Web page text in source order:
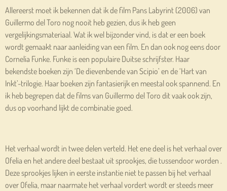
Allereerst moet ik bekennen dat ik de film Pans Labyrint (2006) van
Guillermo del Toro nog nooit heb gezien, dus ik heb geen
vergelijkingsmateriaal. Wat ik wel bijzonder vind, is dat er een boek
wordt gemaakt naar aanleiding van een film. En dan ook nog eens door
Cornelia Funke. Funke is een populaire Duitse schrijfster. Haar
bekendste boeken zijn ‘De dievenbende van Scipio’ en de ‘Hart van
Inkt’-trilogie. Haar boeken zijn fantasierijk en meestal ook spannend. En
ik heb begrepen dat de films van Guillermo del Toro dit vaak ook zijn,
dus op voorhand lijkt de combinatie goed.
Het verhaal wordt in twee delen verteld. Het ene deel is het verhaal over
Ofelia en het andere deel bestaat uit sprookjes, die tussendoor worden .
Deze sprookjes lijken in eerste instantie niet te passen bij het verhaal
over Ofelia, maar naarmate het verhaal vordert wordt er steeds meer